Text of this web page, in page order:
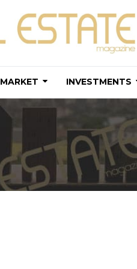
MARKET INVESTMENTS